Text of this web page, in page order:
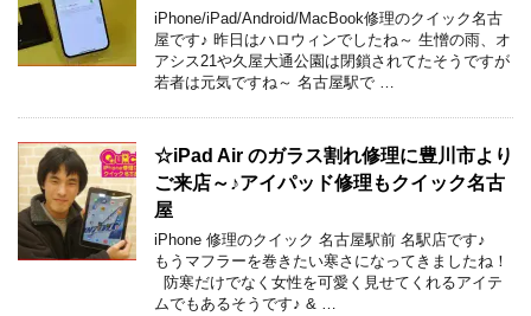
iPhone/iPad/Android/MacBook修理のクイック名古
屋です♪ 昨日はハロウィンでしたね～ 生憎の雨、オ
アシス21や久屋大通公園は閉鎖されてたそうですが
若者は元気ですね～ 名古屋駅で …
☆iPad Air のガラス割れ修理に豊川市より
ご来店～♪アイパッド修理もクイック名古
屋
iPhone 修理のクイック 名古屋駅前 名駅店です♪
もうマフラーを巻きたい寒さになってきましたね！
防寒だけでなく女性を可愛く見せてくれるアイテ
ムでもあるそうです♪ & …